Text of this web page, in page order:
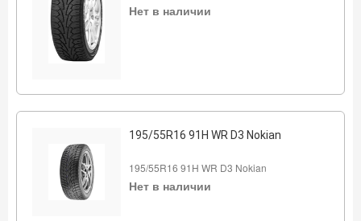
Нет в наличии
195/55R16 91H WR D3 Nokian
195/55R16 91H WR D3 Nokian
Нет в наличии